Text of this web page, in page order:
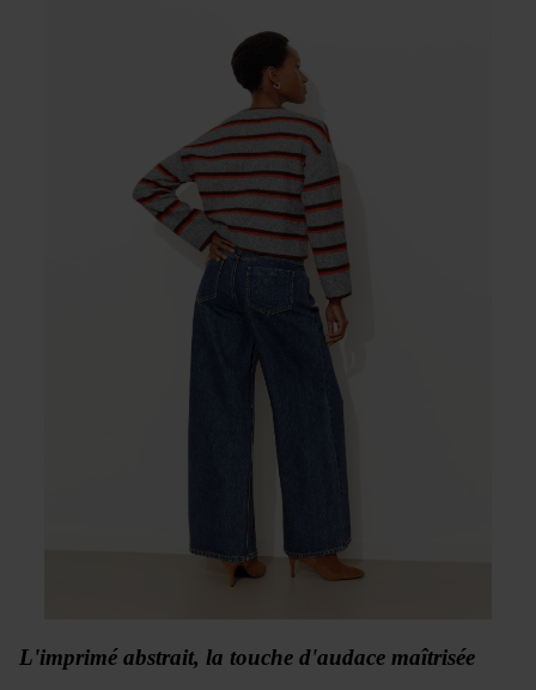
L'imprimé abstrait, la touche d'audace maîtrisée